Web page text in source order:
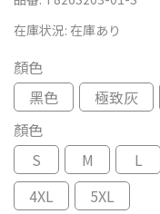
在庫状況: 在庫あり
顏色
黑色
極致灰
顏色
S
M L
4XL
5XL